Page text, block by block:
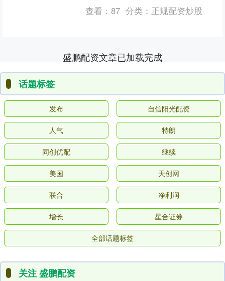
查看： 87 分类： 正规配资炒股
盛鹏配资文章已加载完成
话题标签
发布 自信阳光配资
人气 特朗
同创优配 继续
美国 天创网
联合 净利润
增长 星合证券
全部话题标签
关注 盛鹏配资